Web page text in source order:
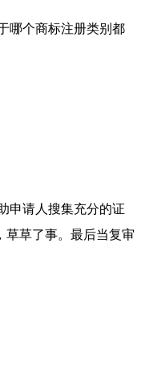
哪个商标注册类别都
申请人搜集充分的证
草草了事。最后当复审